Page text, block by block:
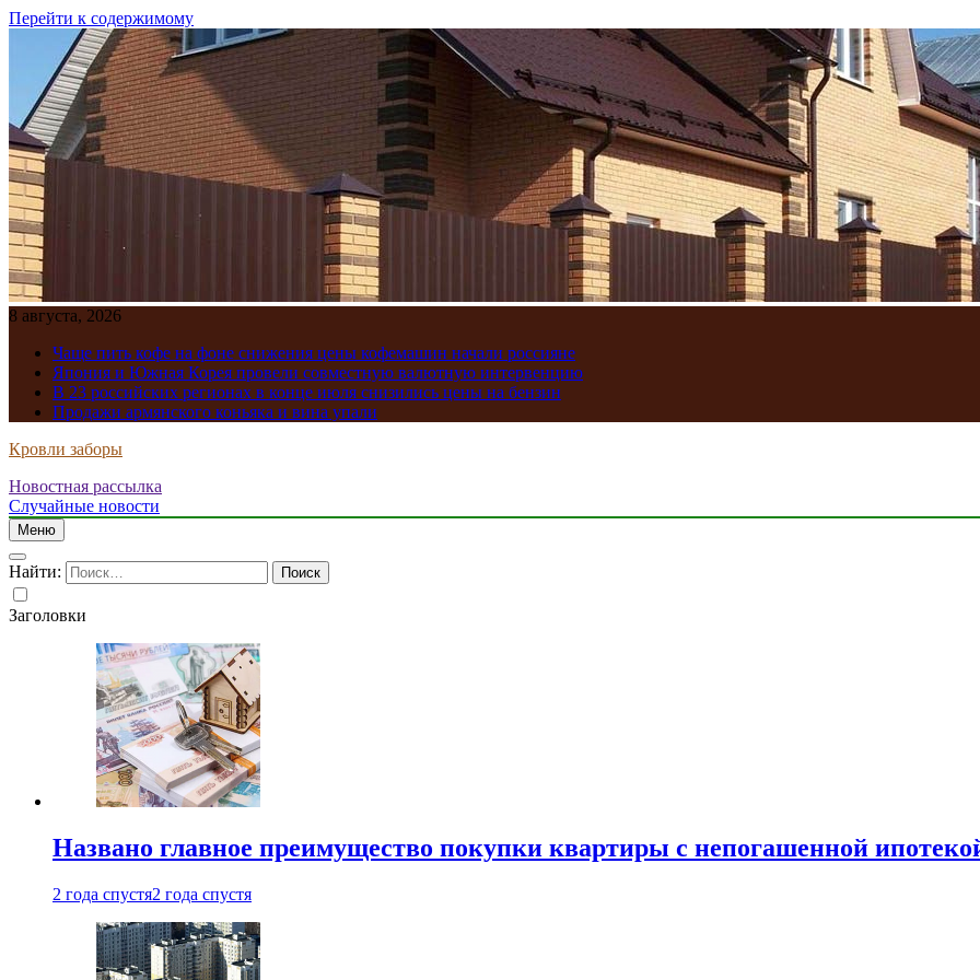
Перейти к содержимому
8 августа, 2026
Чаще пить кофе на фоне снижения цены кофемашин начали россияне
Япония и Южная Корея провели совместную валютную интервенцию
В 23 российских регионах в конце июля снизились цены на бензин
Продажи армянского коньяка и вина упали
Кровли заборы
Новостная рассылка
Случайные новости
Меню
Найти:
Заголовки
Названо главное преимущество покупки квартиры с непогашенной
2 года спустя2 года спустя